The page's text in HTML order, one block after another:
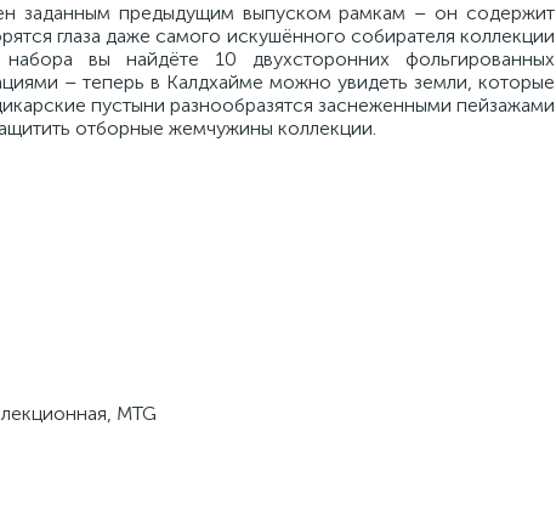
заданным предыдущим выпуском рамкам – он содержит
глаза даже самого искушённого собирателя коллекции
вы найдёте 10 двухсторонних фольгированных
– теперь в Калдхайме можно увидеть земли, которые
пустыни разнообразятся заснеженными пейзажами
отборные жемчужины коллекции.
MTG